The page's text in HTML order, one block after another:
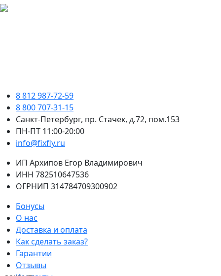
8 812 987-72-59
8 800 707-31-15
Санкт-Петербург, пр. Стачек, д.72, пом.153
ПН-ПТ 11:00-20:00
info@fixfly.ru
ИП Архипов Егор Владимирович
ИНН 782510647536
ОГРНИП 314784709300902
Бонусы
О нас
Доставка и оплата
Как сделать заказ?
Гарантии
Отзывы